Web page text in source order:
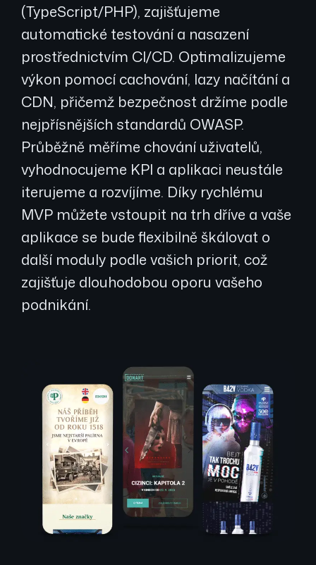
(TypeScript/PHP), zajišťujeme
automatické testování a nasazení
prostřednictvím CI/CD. Optimalizujeme
výkon pomocí cachování, lazy načítání a
CDN, přičemž bezpečnost držíme podle
nejpřísnějších standardů OWASP.
Průběžně měříme chování uživatelů,
vyhodnocujeme KPI a aplikaci neustále
iterujeme a rozvíjíme. Díky rychlému
MVP můžete vstoupit na trh dříve a vaše
aplikace se bude flexibilně škálovat o
další moduly podle vašich priorit, což
zajišťuje dlouhodobou oporu vašeho
podnikání.